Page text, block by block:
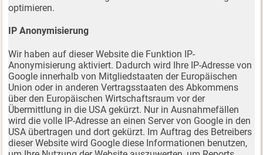
optimieren.
IP Anonymisierung
Wir haben auf dieser Website die Funktion IP-
Anonymisierung aktiviert. Dadurch wird Ihre IP-Adresse von
Google innerhalb von Mitgliedstaaten der Europäischen
Union oder in anderen Vertragsstaaten des Abkommens
über den Europäischen Wirtschaftsraum vor der
Übermittlung in die USA gekürzt. Nur in Ausnahmefällen
wird die volle IP-Adresse an einen Server von Google in den
USA übertragen und dort gekürzt. Im Auftrag des Betreibers
dieser Website wird Google diese Informationen benutzen,